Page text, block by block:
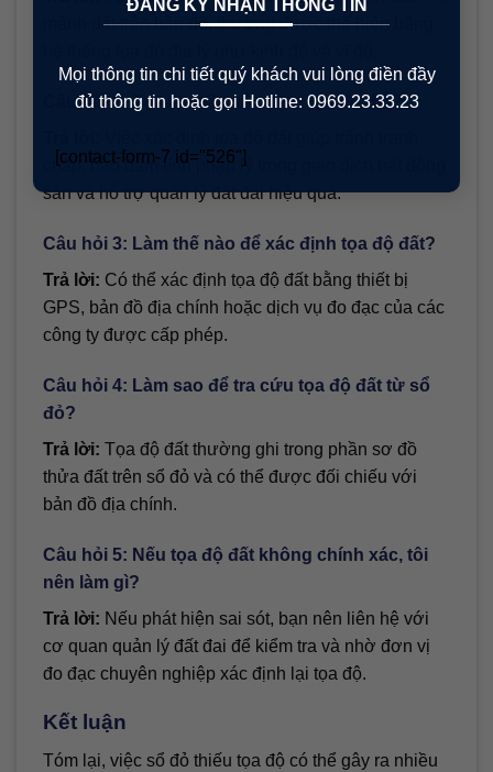
ĐĂNG KÝ NHẬN THÔNG TIN
Mọi thông tin chi tiết quý khách vui lòng điền đầy
đủ thông tin hoặc gọi Hotline: 0969.23.33.23
[contact-form-7 id="526"]
mảnh đất trên bản đồ, thường được thể hiện bằng
Câu hỏi 2: Tại sao cần xác định tọa độ đất?
chấp, bảo đảm tính pháp lý trong giao dịch bất động
sản và hỗ trợ quản lý đất đai hiệu quả.
Câu hỏi 3: Làm thế nào để xác định tọa độ đất?
Trả lời: Có thể xác định tọa độ đất bằng thiết bị
GPS, bản đồ địa chính hoặc dịch vụ đo đạc của các
công ty được cấp phép.
Câu hỏi 4: Làm sao để tra cứu tọa độ đất từ sổ
đỏ?
Trả lời: Tọa độ đất thường ghi trong phần sơ đồ
thửa đất trên sổ đỏ và có thể được đối chiếu với
bản đồ địa chính.
Câu hỏi 5: Nếu tọa độ đất không chính xác, tôi
nên làm gì?
Trả lời: Nếu phát hiện sai sót, bạn nên liên hệ với
cơ quan quản lý đất đai để kiểm tra và nhờ đơn vị
đo đạc chuyên nghiệp xác định lại tọa độ.
Kết luận
Tóm lại, việc sổ đỏ thiếu tọa độ có thể gây ra nhiều